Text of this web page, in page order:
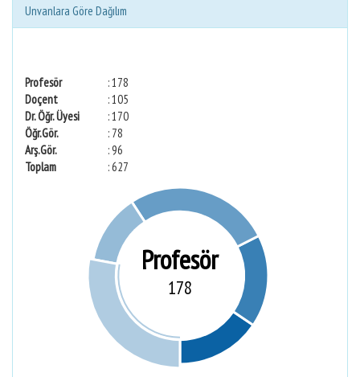
Unvanlara Göre Dağılım
Profesör
: 178
Doçent
: 105
Dr. Öğr. Üyesi
: 170
Öğr.Gör.
: 78
Arş.Gör.
: 96
Toplam
: 627
Profesör
178